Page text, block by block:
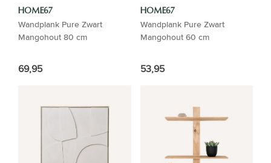
HOME67
Wandplank Pure Zwart
Mangohout 80 cm
69,95
HOME67
Wandplank Pure Zwart
Mangohout 60 cm
53,95